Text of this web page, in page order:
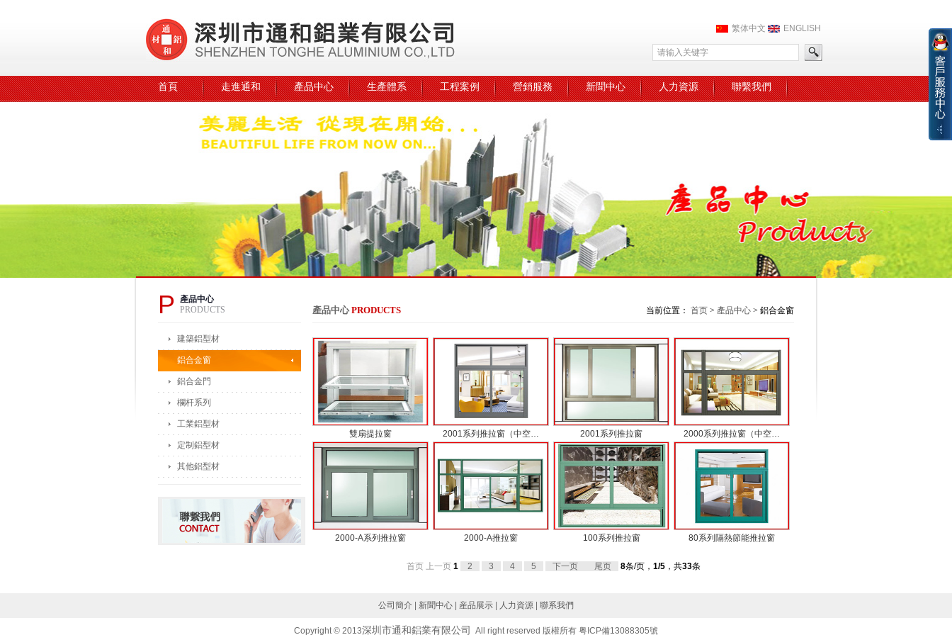
繁体中文 ENGLISH
首頁 走進通和 產品中心 生產體系 工程案例 營銷服務 新聞中心 人力資源 聯繫我們
P
產品中心
PRODUCTS
建築鋁型材
鋁合金窗
鋁合金門
欄杆系列
工業鋁型材
定制鋁型材
其他鋁型材
当前位置： 首页 > 產品中心 > 鋁合金窗
產品中心PRODUCTS
雙扇提拉窗 2001系列推拉窗（中空… 2001系列推拉窗 2000系列推拉窗（中空…
2000-A系列推拉窗 2000-A推拉窗 100系列推拉窗 80系列隔熱節能推拉窗
首页 上一页 1 2 3 4 5 下一页 尾页 8条/页， 1/5，共33条
公司簡介 新聞中心 産品展示 人力資源 聯系我們
Copyright © 2013深圳市通和鋁業有限公司 All right reserved 版權所有 粤ICP備13088305號